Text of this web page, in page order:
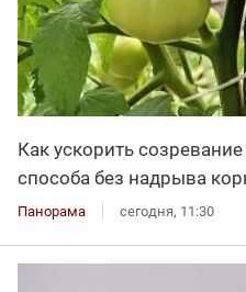
Как ускорить
способа без надрыва
Панорама сегодня, 11:30